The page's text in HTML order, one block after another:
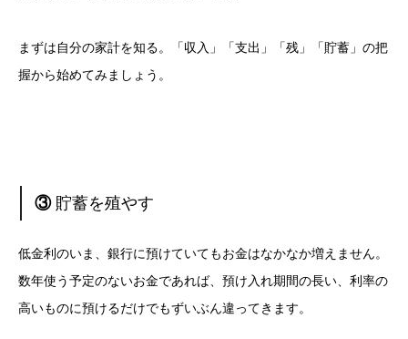
まずは自分の家計を知る。「収入」「支出」「残」「貯蓄」の把
握から始めてみましょう。
③ 貯蓄を殖やす
低金利のいま、銀行に預けていてもお金はなかなか増えません。
数年使う予定のないお金であれば、預け入れ期間の長い、利率の
高いものに預けるだけでもずいぶん違ってきます。